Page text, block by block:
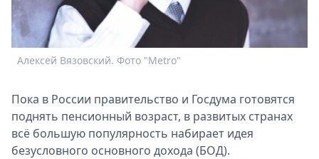
Стримы
Спецпроекты
Звезды
Выборы
Скачай
Metro
Алексей Вязовский. Фото "Metro"
Пока в России правительство и Госдума готовятся
поднять пенсионный возраст, в развитых странах
всё большую популярность набирает идея
безусловного основного дохода (БОД).